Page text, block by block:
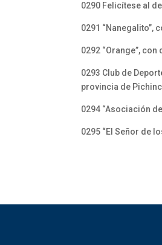
0290 Felicítese al
0291 “Nanegalito”,
0292 “Orange”,
0293 Club de
provincia de
0294 “Asociación
0295 “El Señor de